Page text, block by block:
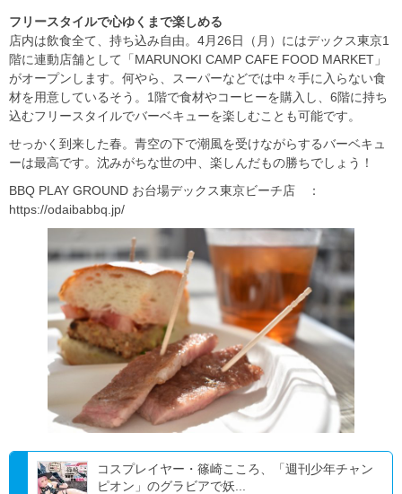
フリースタイルで心ゆくまで楽しめる
店内は飲食全て、持ち込み自由。4月26日（月）にはデックス東京1
階に連動店舗として「MARUNOKI CAMP CAFE FOOD MARKET」
がオープンします。何やら、スーパーなどでは中々手に入らない食
材を用意しているそう。1階で食材やコーヒーを購入し、6階に持ち
込むフリースタイルでバーベキューを楽しむことも可能です。
せっかく到来した春。青空の下で潮風を受けながらするバーベキュ
ーは最高です。沈みがちな世の中、楽しんだもの勝ちでしょう！
BBQ PLAY GROUND お台場デックス東京ビーチ店 ：
https://odaibabbq.jp/
コスプレイヤー・篠崎こころ、「週刊少年チャン
ピオン」のグラビアで妖...